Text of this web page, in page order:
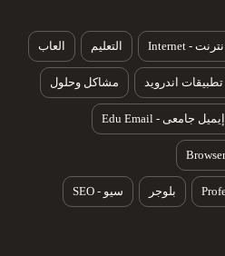
انترنت - Internet التعليم العاب
تطبيقات اندرويد مشاكل وحلول
إيميل جامعى - Edu Email
بلوجر سيو - SEO